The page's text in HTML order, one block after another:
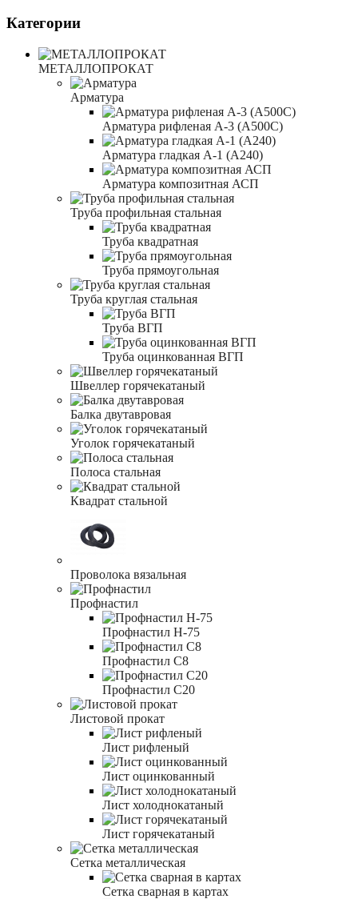
Категории
МЕТАЛЛОПРОКАТ
Арматура
Арматура рифленая А-3 (А500С)
Арматура гладкая А-1 (А240)
Арматура композитная АСП
Труба профильная стальная
Труба квадратная
Труба прямоугольная
Труба круглая стальная
Труба ВГП
Труба оцинкованная ВГП
Швеллер горячекатаный
Балка двутавровая
Уголок горячекатаный
Полоса стальная
Квадрат стальной
Проволока вязальная
Профнастил
Профнастил Н-75
Профнастил С8
Профнастил С20
Листовой прокат
Лист рифленый
Лист оцинкованный
Лист холоднокатаный
Лист горячекатаный
Сетка металлическая
Сетка сварная в картах